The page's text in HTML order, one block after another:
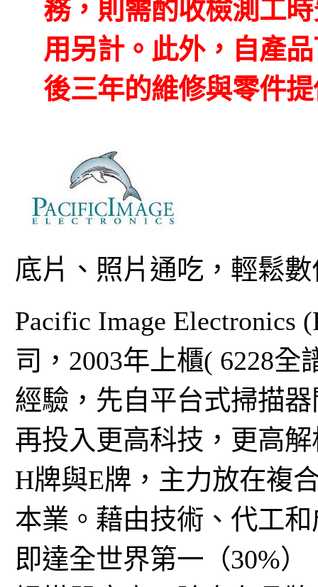
務，則需酌收檢測工
用另計。此外，自產
後三年的維修與零件
底片、照片通吃，輕鬆
Pacific Image Electronics
司，2003年上櫃( 6228
經驗，先自平台式掃描
再投入更高科技，更高
H牌與E牌，主力放在複
本業。藉由技術、代工
即達全世界第一（30%